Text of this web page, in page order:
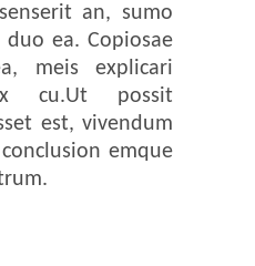
an, sumo
ea. Copiosae
meis explicari
cu.Ut possit
est, vivendum
emque